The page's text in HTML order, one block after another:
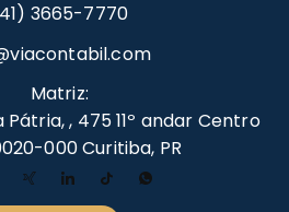
3665-7770
Matriz:
Pátria, , 475 11º andar Centro
000 Curitiba, PR